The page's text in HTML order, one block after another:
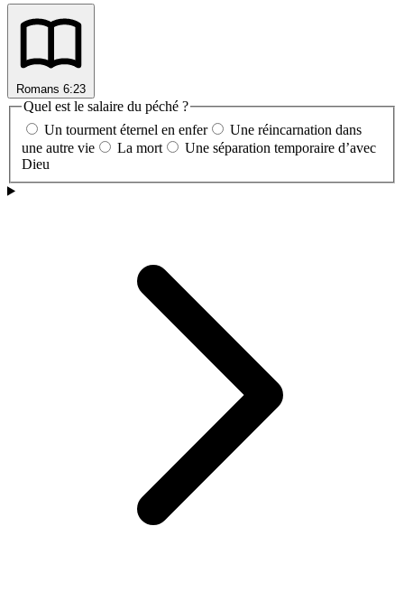
Romans 6:23
Quel est le salaire du péché ?
Un tourment éternel en enfer
Une réincarnation dans
une autre vie
La mort
Une séparation temporaire d’avec
Dieu